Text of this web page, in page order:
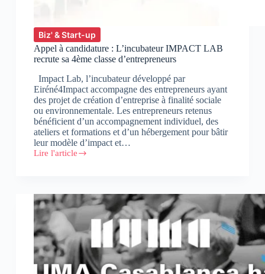
Biz' & Start-up
Appel à candidature : L’incubateur IMPACT LAB
recrute sa 4ème classe d’entrepreneurs
Impact Lab, l’incubateur développé par
Eiréné4Impact accompagne des entrepreneurs ayant
des projet de création d’entreprise à finalité sociale
ou environnementale. Les entrepreneurs retenus
bénéficient d’un accompagnement individuel, des
ateliers et formations et d’un hébergement pour bâtir
leur modèle d’impact et…
Lire l'article
Appel
L’incubateur
IMPACT
LAB
recrute
sa
4ème
classe
d’entrepreneurs